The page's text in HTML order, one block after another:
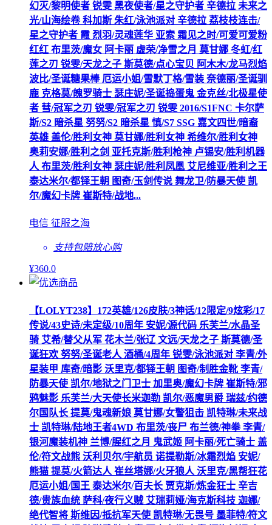
幻灭/黎明使者 锐雯 黑夜使者/星之守护者 辛德拉 未来之
光/山海绘卷 科加斯 朱红/泳池派对 辛德拉 荔枝枝连击/
星之守护者 霞 烈羽/灵魂莲华 亚索 霜见之时/可爱可爱粉
红红 布里茨/魔女 阿卡丽 虚荣/净雪之月 莫甘娜 冬虹/红
莲之刃 锐雯/天龙之子 斯莫德/点心宝贝 阿木木/龙马烈焰
波比/圣诞糖果棒 厄运小姐/雪默丁格/雪装 奈德丽/圣诞驯
鹿 克格莫/魄罗骑士 瑟庄妮/圣诞捣蛋鬼 金克丝/北极星使
者 彗/冠军之刃 锐雯/冠军之刃 锐雯 2016/S1FNC 卡尔萨
斯/S2 暗杀星 努努/S2 暗杀星 慎/S7 SSG 嘉文四世/暗裔
英雄 盖伦/胜利女神 莫甘娜/胜利女神 希维尔/胜利女神
奥莉安娜/胜利之剑 亚托克斯/胜利枪神 卢锡安/胜利机器
人 布里茨/胜利女神 瑟庄妮/胜利凤凰 艾尼维亚/胜利之王
泰达米尔/都铎王朝 图奇/玉剑传说 舞龙卫/防暴天使 凯
尔/魔幻卡牌 崔斯特/战地...
电信 征服之海
支持包赔放心购
¥360.0
【LOLYT238】172英雄/126皮肤/3神话/12限定/9炫彩/17
传说/43史诗/未定级/10周年 安妮/源代码 乐芙兰/水晶圣
骑 艾希/替父从军 花木兰/张辽 文远/天龙之子 斯莫德/圣
诞狂欢 努努/圣诞老人 酒桶/4周年 锐雯/泳池派对 李青/外
星装甲 库奇/暗影 沃里克/都铎王朝 图奇/制胜金靴 李青/
防暴天使 凯尔/地狱之门卫士 加里奥/魔幻卡牌 崔斯特/邪
鸦魅影 乐芙兰/大天使长米迦勒 凯尔/恶魔男爵 瑞兹/约德
尔国队长 提莫/鬼魂新娘 莫甘娜/女警狙击 凯特琳/未来战
士 凯特琳/陆地王者4WD 布里茨/丧尸 布兰德/神拳 李青/
银河魔装机神 兰博/腥红之月 鬼武姬 阿卡丽/死亡骑士 盖
伦/符文战熊 沃利贝尔/宇航员 诺提勒斯/冰霜烈焰 安妮/
熊猫 提莫/火箭达人 崔丝塔娜/火牙狼人 沃里克/黑帮狂花
厄运小姐/国王 泰达米尔/百夫长 贾克斯/炼金狂士 辛吉
德/贵族血统 萨科/夜行义贼 艾瑞莉娅/海克斯科技 迦娜/
绝代智将 斯维因/抵抗军天使 凯特琳/无畏号 墨菲特/符文